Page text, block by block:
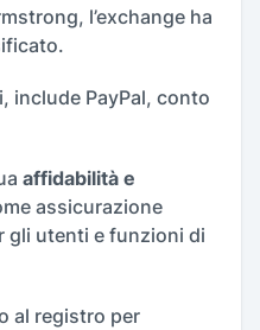
l’exchange ha
include PayPal, conto
affidabilità e
assicurazione
gli utenti e funzioni di
al registro per